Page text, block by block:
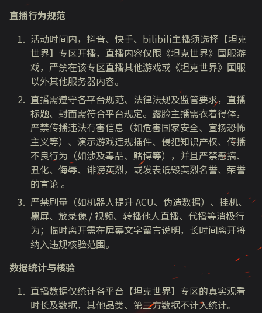
直播行为规范
活动时间内，抖音、快手、bilibili主播须选择【坦克
世界】专区开播，直播内容仅限《坦克世界》国服游
戏，严禁在该专区直播其他游戏或《坦克世界》国服
以外其他服务器内容。
直播需遵守各平台规范、法律法规及监管要求，直播
标题、封面需符合平台规定。露脸主播需衣着得体，
严禁传播违法有害信息（如危害国家安全、宣扬恐怖
主义等）、演示游戏违规插件、侵犯知识产权、传播
不良行为（如涉及毒品、赌博等），并且严禁恶搞、
丑化、侮辱、诽谤英烈，或发表诋毁英烈名誉、荣誉
的言论 。
严禁刷量（如机器人提升 ACU、伪造数据）、挂机、
黑屏、放录像 / 视频、转播他人直播、代播等消极行
为；临时离开需在屏幕文字留言说明，长时间离开将
纳入违规核验范围。
数据统计与核验
直播数据仅统计各平台【坦克世界】专区的真实观看
时长及数据，其他品类、第三方数据不计入统计。